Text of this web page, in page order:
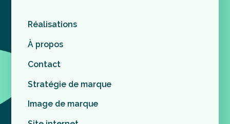
Réalisations
À propos
Contact
Stratégie de marque
Image de marque